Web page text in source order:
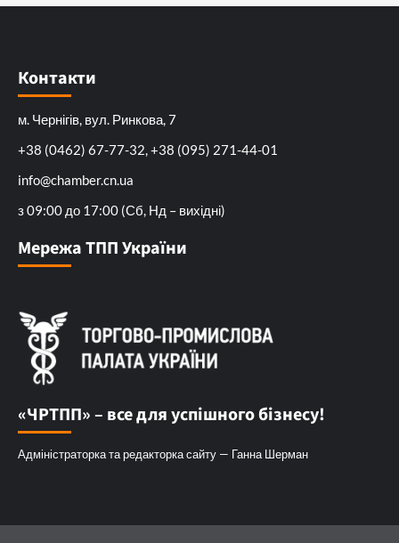
Контакти
м. Чернігів, вул. Ринкова, 7
+38 (0462) 67-77-32, +38 (095) 271-44-01
info@chamber.cn.ua
з 09:00 до 17:00 (Сб, Нд – вихідні)
Мережа ТПП України
«ЧРТПП» – все для успішного бізнесу!
Адміністраторка та редакторка сайту — Ганна Шерман